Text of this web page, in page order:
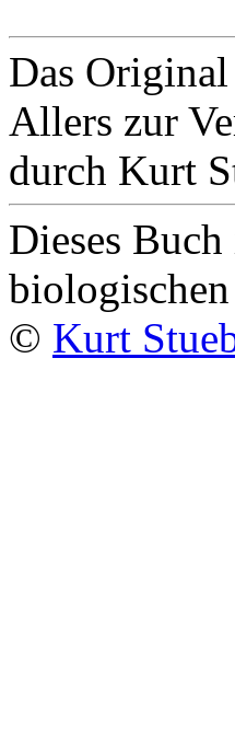
Das
Allers zur
durch Kurt
Dieses
© Kurt